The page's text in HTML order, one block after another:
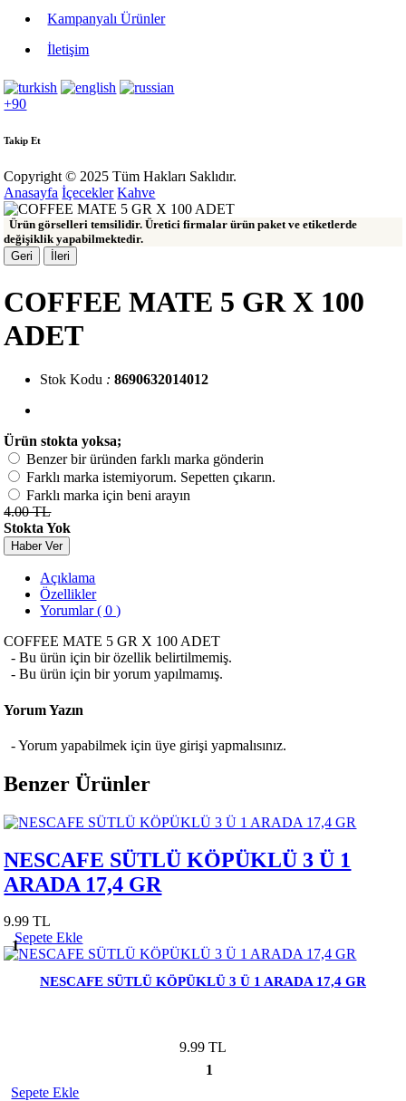
Kampanyalı Ürünler
İletişim
+90
Takip Et
Copyright © 2025 Tüm Hakları Saklıdır.
Anasayfa İçecekler Kahve
Ürün görselleri temsilidir. Üretici firmalar ürün paket ve etiketlerde
değişiklik yapabilmektedir.
Geri
İleri
COFFEE MATE 5 GR X 100
ADET
Stok Kodu : 8690632014012
Ürün stokta yoksa;
Benzer bir üründen farklı marka gönderin
Farklı marka istemiyorum. Sepetten çıkarın.
Farklı marka için beni arayın
4.00 TL
Stokta Yok
Haber Ver
Açıklama
Özellikler
Yorumlar ( 0 )
COFFEE MATE 5 GR X 100 ADET
- Bu ürün için bir özellik belirtilmemiş.
- Bu ürün için bir yorum yapılmamış.
Yorum Yazın
- Yorum yapabilmek için üye girişi yapmalısınız.
Benzer Ürünler
NESCAFE SÜTLÜ KÖPÜKLÜ 3 Ü 1
ARADA 17,4 GR
9.99 TL
1
Sepete Ekle
NESCAFE SÜTLÜ KÖPÜKLÜ 3 Ü 1 ARADA 17,4 GR
9.99 TL
1
Sepete Ekle